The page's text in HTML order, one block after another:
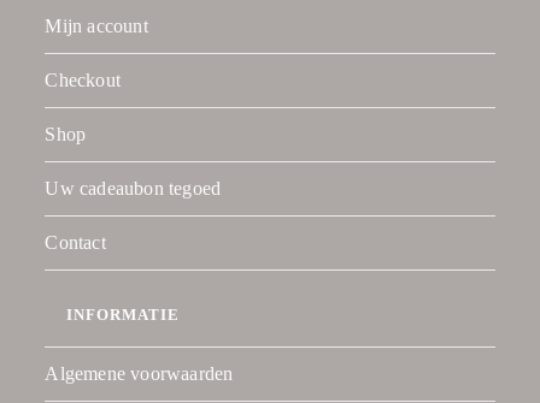
Mijn account
Checkout
Shop
Uw cadeaubon tegoed
Contact
INFORMATIE
Algemene voorwaarden